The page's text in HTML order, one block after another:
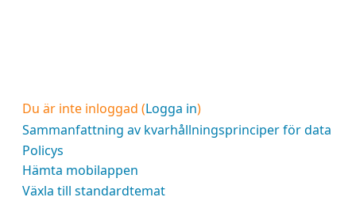
Du är inte inloggad (Logga in)
Sammanfattning av kvarhållningsprinciper för data
Policys
Hämta mobilappen
Växla till standardtemat